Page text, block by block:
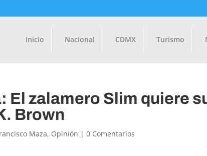
Inicio Nacional CDMX Turismo
El zalamero Slim quiere
Brown
Maza, Opinión |0 Comentarios